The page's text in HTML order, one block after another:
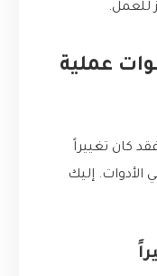
للعمل.
عملية
كان تغييراً
الأدوات. إليك